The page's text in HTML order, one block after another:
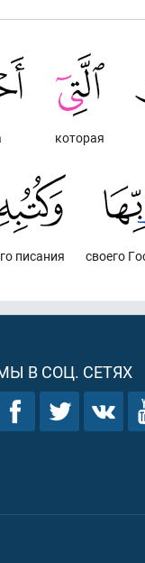
которая
своего
писания
В СОЦ. СЕТЯХ